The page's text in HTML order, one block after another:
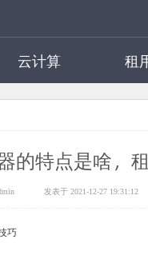
云计算 租
的特点是啥，
发表于 2021-12-27 19:31:12
巧